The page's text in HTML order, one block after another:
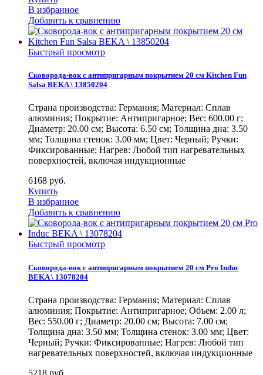
В избранное
Добавить к сравнению
Быстрый просмотр
Сковорода-вок с антипригарным покрытием 20 см Kitchen Fun
Salsa BEKA \ 13850204
Страна производства: Германия; Материал: Сплав
алюминия; Покрытие: Антипригарное; Вес: 600.00 г;
Диаметр: 20.00 см; Высота: 6.50 см; Толщина дна: 3.50
мм; Толщина стенок: 3.00 мм; Цвет: Черный; Ручки:
Фиксированные; Нагрев: Любой тип нагревательных
поверхностей, включая индукционные
6168 руб.
Купить
В избранное
Добавить к сравнению
Быстрый просмотр
Сковорода-вок с антипригарным покрытием 20 см Pro Induc
BEKA \ 13078204
Страна производства: Германия; Материал: Сплав
алюминия; Покрытие: Антипригарное; Объем: 2.00 л;
Вес: 550.00 г; Диаметр: 20.00 см; Высота: 7.00 см;
Толщина дна: 3.50 мм; Толщина стенок: 3.00 мм; Цвет:
Черный; Ручки: Фиксированные; Нагрев: Любой тип
нагревательных поверхностей, включая индукционные
5218 руб.